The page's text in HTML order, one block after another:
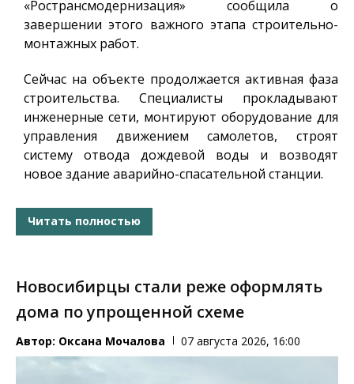
«Ространсмодернизация» сообщила о
завершении этого важного этапа строительно-
монтажных работ.
Сейчас на объекте продолжается активная фаза
строительства. Специалисты прокладывают
инженерные сети, монтируют оборудование для
управления движением самолетов, строят
систему отвода дождевой воды и возводят
новое здание аварийно-спасательной станции.
Читать полностью
Новосибирцы стали реже оформлять
дома по упрощенной схеме
Автор: Оксана Мочалова 07 августа 2026, 16:00